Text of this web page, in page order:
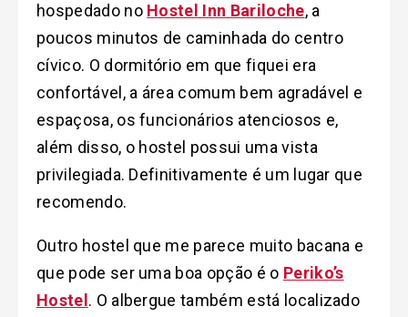
hospedado no Hostel Inn Bariloche, a
poucos minutos de caminhada do centro
cívico. O dormitório em que fiquei era
confortável, a área comum bem agradável e
espaçosa, os funcionários atenciosos e,
além disso, o hostel possui uma vista
privilegiada. Definitivamente é um lugar que
recomendo.
Outro hostel que me parece muito bacana e
que pode ser uma boa opção é o Periko’s
Hostel . O albergue também está localizado